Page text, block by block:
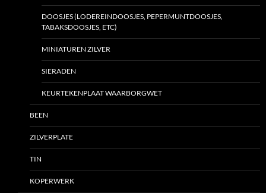
DOOSJES (LODEREINDOOSJES, PEPERMUNTDOOSJES,
TABAKSDOOSJES, ETC)
MINIATUREN ZILVER
SIERADEN
KEURTEKENPLAAT WAARBORGWET
BEEN
ZILVERPLATE
TIN
KOPERWERK